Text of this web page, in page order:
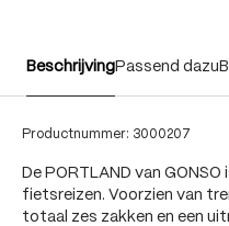
BeschrijvingPassend dazu
Productnummer: 3000207
De PORTLAND van
fietsreizen. Voorzien van
totaal zes zakken en een